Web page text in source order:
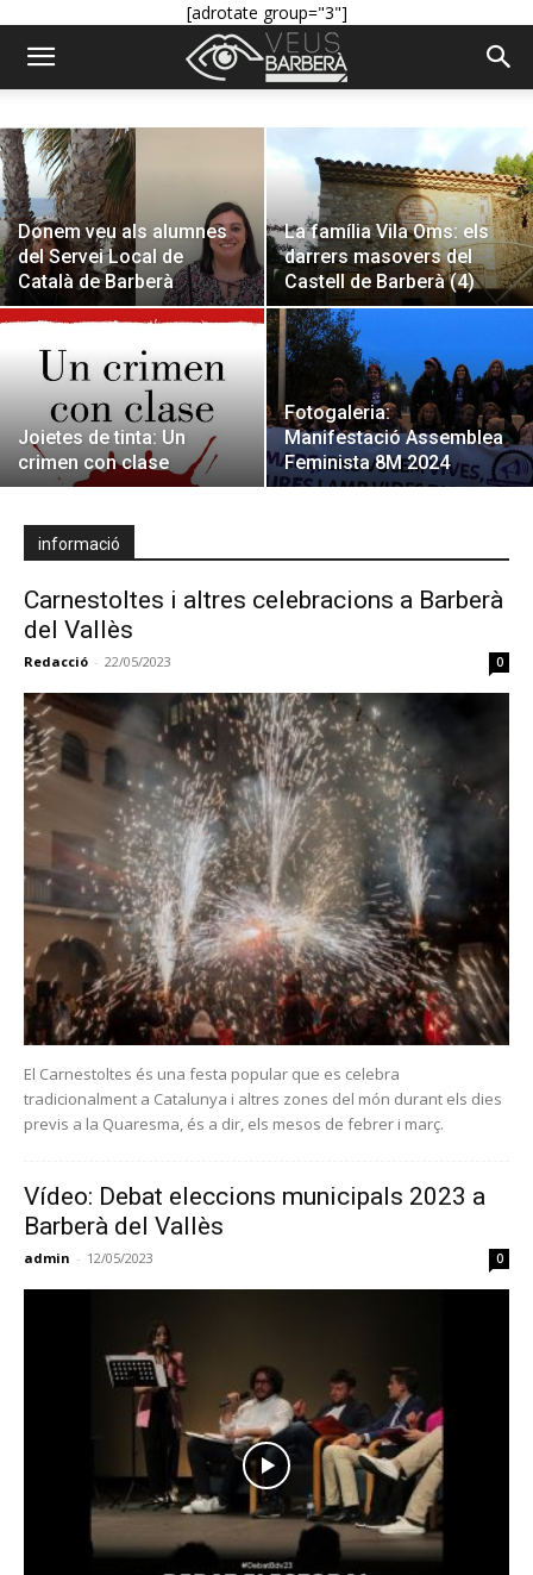
[adrotate group="3"]
Donem veu als alumnes
del Servei Local de
Català de Barberà
La família Vila Oms: els
darrers masovers del
Castell de Barberà (4)
Joietes de tinta: Un
crimen con clase
Fotogaleria:
Manifestació Assemblea
Feminista 8M 2024
informació
Carnestoltes i altres celebracions a Barberà
del Vallès
Redacció - 22/05/2023 0
El Carnestoltes és una festa popular que es celebra
tradicionalment a Catalunya i altres zones del món durant els dies
previs a la Quaresma, és a dir, els mesos de febrer i març.
Vídeo: Debat eleccions municipals 2023 a
Barberà del Vallès
admin - 12/05/2023 0